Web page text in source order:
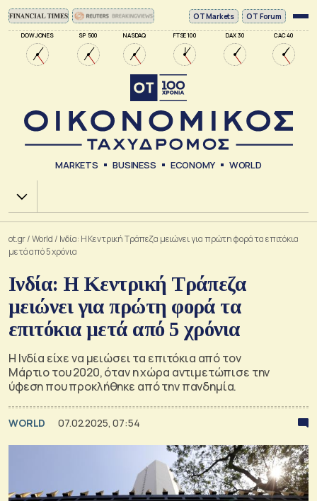
DOW JONES SP 500 NASDAQ FTSE 100 DAX 30 CAC 40
ΟΤ Markets OT Forum
MARKETS BUSINESS ECONOMY WORLD
Χ.Α.
ot.gr/World / Ινδία: Η Κεντρική Τράπεζα μειώνει για πρώτη φορά τα επιτόκια
μετά από 5 χρόνια
Ινδία: Η Κεντρική Τράπεζα
μειώνει για πρώτη φορά τα
επιτόκια μετά από 5 χρόνια
Η Ινδία είχε να μειώσει τα επιτόκια από τον
Μάρτιο του 2020, όταν η χώρα αντιμετώπισε την
ύφεση που προκλήθηκε από την πανδημία.
WORLD 07.02.2025, 07:54